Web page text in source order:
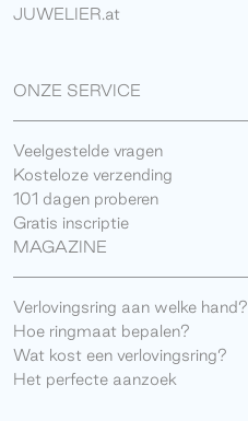
JUWELIER.at
ONZE SERVICE
Veelgestelde vragen
Kosteloze verzending
101 dagen proberen
Gratis inscriptie
MAGAZINE
Verlovingsring aan welke hand?
Hoe ringmaat bepalen?
Wat kost een verlovingsring?
Het perfecte aanzoek